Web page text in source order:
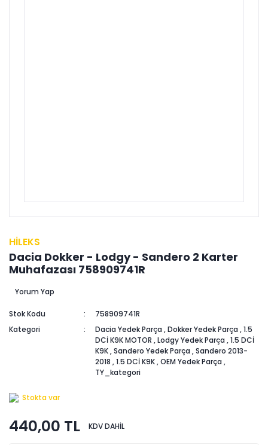
HİLEKS
Dacia Dokker - Lodgy - Sandero 2 Karter
Muhafazası 758909741R
Yorum Yap
Stok Kodu
758909741R
Kategori
Dacia Yedek Parça ,Dokker Yedek Parça ,1.5
DCİ K9K MOTOR ,Lodgy Yedek Parça ,1.5 DCİ
K9K,Sandero Yedek Parça ,Sandero 2013-
2018 ,1.5 DCİ K9K,OEM Yedek Parça ,
TY_kategori
Stokta var
440,00 TL KDV DAHİL